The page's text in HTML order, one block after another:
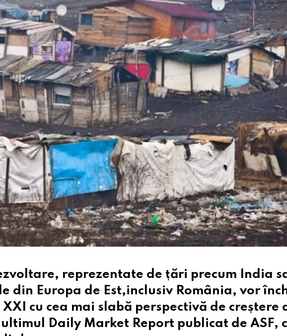
reprezentate de țări precum India
din Europa de Est,inclusiv România, vor
cu cea mai slabă perspectivă de creștere
Daily Market Report publicat de ASF,